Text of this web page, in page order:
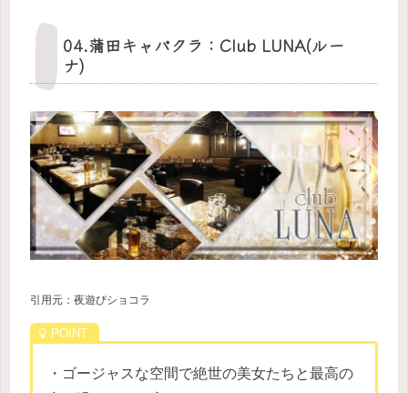
04.蒲田キャバクラ：Club LUNA(ルー
ナ)
引用元：夜遊びショコラ
・ゴージャスな空間で絶世の美女たちと最高の